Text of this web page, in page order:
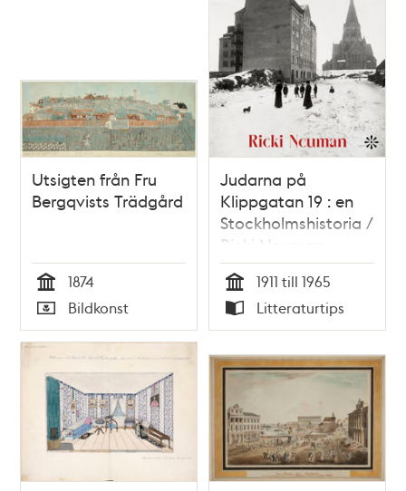
Utsigten från Fru
Bergqvists Trädgård
Tid
1874
Typ
Bildkonst
Judarna på
Klippgatan 19 : en
Stockholmshistoria /
Ricki Neuman
Tid
1911 till 1965
Typ
Litteraturtips